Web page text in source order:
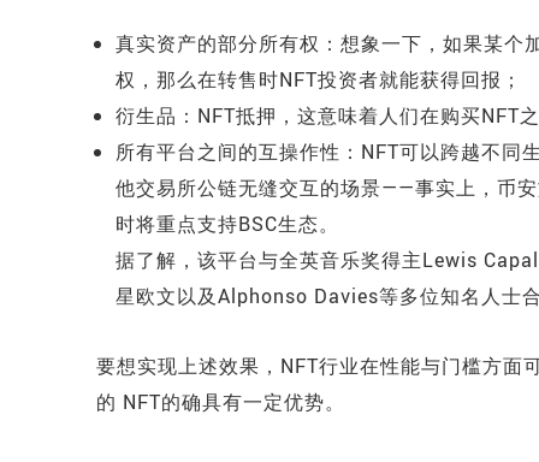
真实资产的部分所有权：想象一下，如果某个
权，那么在转售时NFT投资者就能获得回报；
衍生品：NFT抵押，这意味着人们在购买NFT
所有平台之间的互操作性：NFT可以跨越不同
他交易所公链无缝交互的场景——事实上，币
时将重点支持BSC生态。
据了解，该平台与全英音乐奖得主Lewis
星欧文以及Alphonso Davies等多位知名人士
要想实现上述效果，NFT行业在性能与门槛方面
的 NFT的确具有一定优势。